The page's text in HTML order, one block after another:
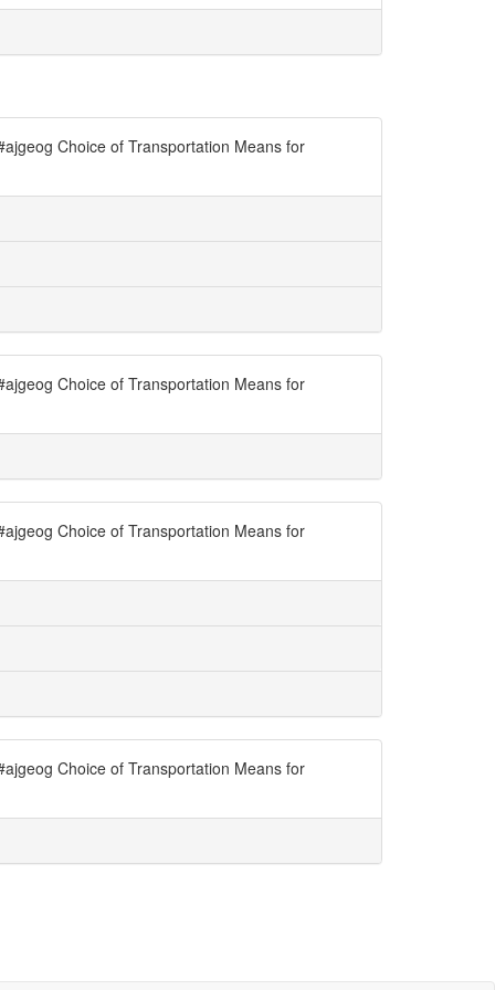
Choice of Transportation Means for
Choice of Transportation Means for
Choice of Transportation Means for
Choice of Transportation Means for